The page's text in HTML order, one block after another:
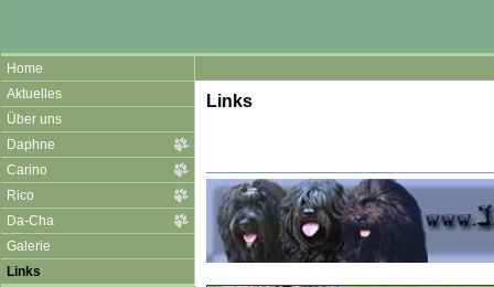
Home
Aktuelles
Über uns
Daphne
Carino
Rico
Da-Cha
Galerie
Links
Links